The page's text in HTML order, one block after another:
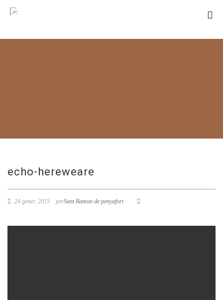
echo-hereweare
24 gener, 2015 perSant Ramon de penyafort